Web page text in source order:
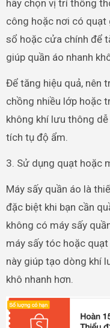
hãy chọn vị trí thông
công hoặc nơi có quạt
sổ hoặc cửa chính để
giúp quần áo nhanh
Để tăng hiệu quả, nên
chồng nhiều lớp hoặc
không khí lưu thông
tích tụ độ ẩm.
3. Sử dụng quạt hoặc
Máy sấy quần áo là
đặc biệt khi bạn cần
không có máy sấy
máy sấy tóc hoặc
này giúp tạo dòng khí
khô nhanh hơn.